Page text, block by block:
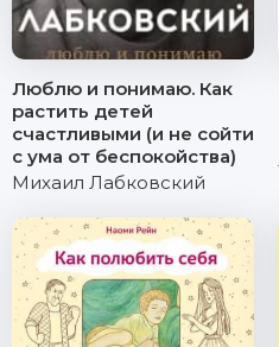
Люблю и понимаю. Как
растить детей
счастливыми (и не сойти
с ума от беспокойства)
Михаил Лабковский